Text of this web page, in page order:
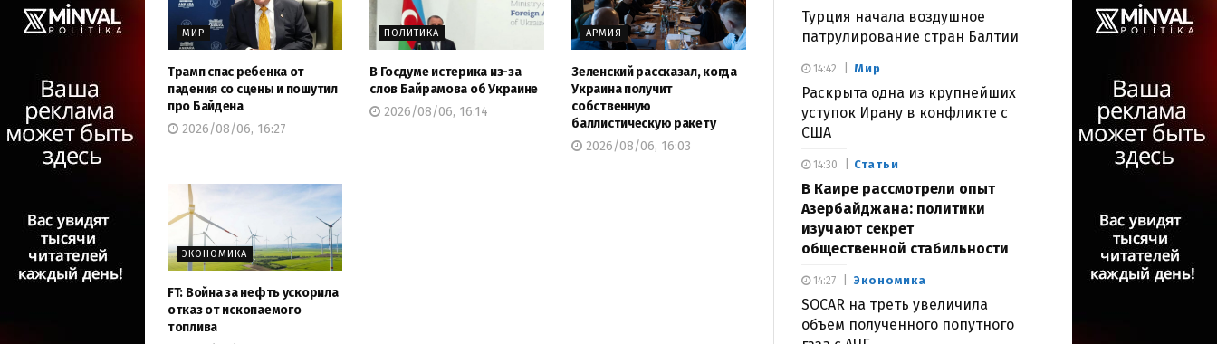
МИР
Трамп спас ребенка от
падения со сцены и пошутил
про Байдена
2026/08/06, 16:27
ПОЛИТИКА
В Госдуме истерика из-за
слов Байрамова об Украине
2026/08/06, 16:14
АРМИЯ
Зеленский рассказал, когда
Украина получит
собственную
баллистическую ракету
2026/08/06, 16:03
ЭКОНОМИКА
FT: Война за нефть ускорила
отказ от ископаемого
топлива
Турция начала воздушное
патрулирование стран Балтии
Мир
Раскрыта одна из крупнейших
уступок Ирану в конфликте с
США
14:42
Статьи
В Каире рассмотрели опыт
Азербайджана: политики
изучают секрет
общественной стабильности
14:30
Экономика
SOCAR на треть увеличила
объем полученного попутного
14:27